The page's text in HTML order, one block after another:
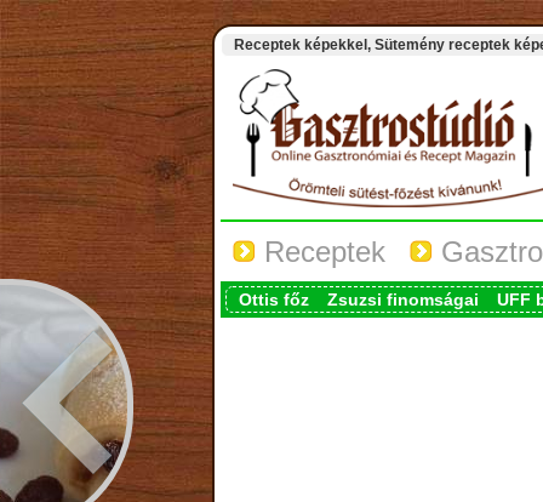
Receptek képekkel, Sütemény receptek
Receptek
Ottis főz Zsuzsi finomságai UFF